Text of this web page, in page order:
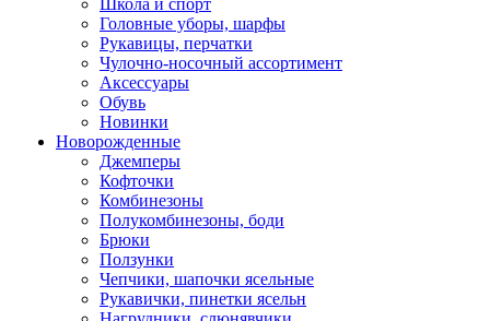
Школа и спорт
Головные уборы, шарфы
Рукавицы, перчатки
Чулочно-носочный ассортимент
Аксессуары
Обувь
Новинки
Новорожденные
Джемперы
Кофточки
Комбинезоны
Полукомбинезоны, боди
Брюки
Ползунки
Чепчики, шапочки ясельные
Рукавички, пинетки ясельн